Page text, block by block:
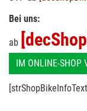
Bei uns:
ab
IM ONLINE-SHOP